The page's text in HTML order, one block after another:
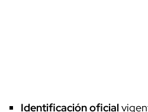
Identificación oficial